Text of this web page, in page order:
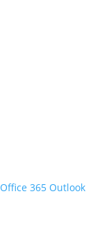
Office 365 Outlook